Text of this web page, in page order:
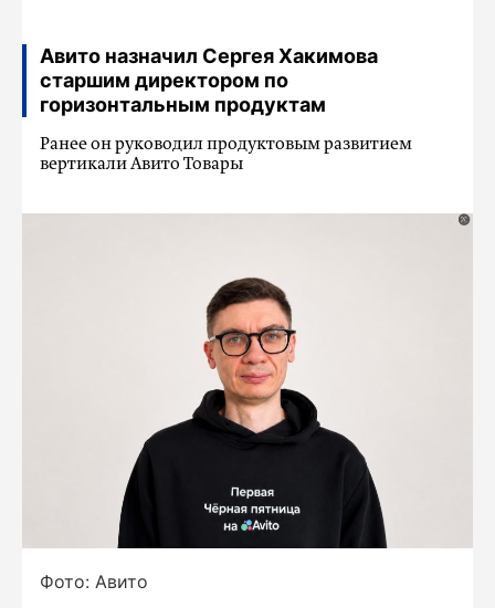
Авито назначил Сергея Хакимова
старшим директором по
горизонтальным продуктам
Ранее он руководил продуктовым развитием
вертикали Авито Товары
Фото: Авито